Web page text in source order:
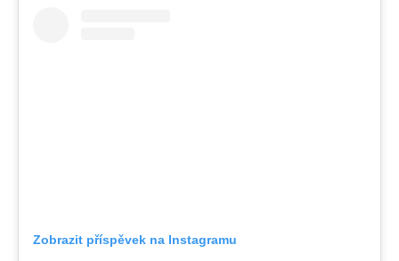
Zobrazit příspěvek na Instagramu